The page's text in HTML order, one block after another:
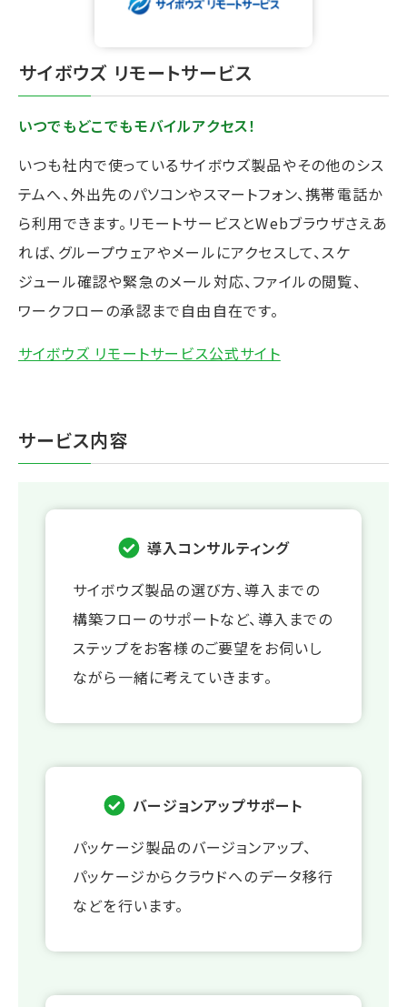
⁩サイボウズ リモートサービス
いつでもどこでもモバイルアクセス！
いつも社内で使っているサイボウズ製品やその他のシス
テムへ、外出先のパソコンやスマートフォン、携帯電話か
ら利用できます。リモートサービスとWebブラウザさえあ
れば、グループウェアやメールにアクセスして、スケ
ジュール確認や緊急のメール対応、ファイルの閲覧、
ワークフローの承認まで自由自在です。
サイボウズ リモートサービス公式サイト
サービス内容
導入コンサルティング
サイボウズ製品の選び方、導入までの
構築フローのサポートなど、導入までの
ステップをお客様のご要望をお伺いし
ながら一緒に考えていきます。
バージョンアップサポート
パッケージ製品のバージョンアップ、
パッケージからクラウドへのデータ移行
などを行います。